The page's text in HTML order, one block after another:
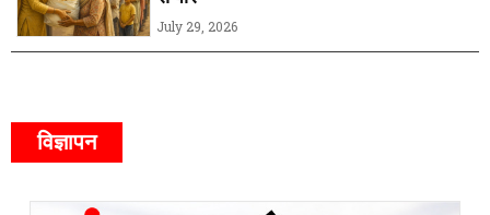
July 29, 2026
विज्ञापन